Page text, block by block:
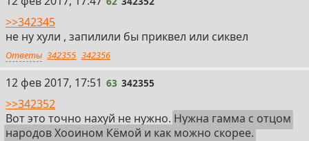
>>342345
не ну хули , запилили бы приквел или сиквел
Ответы 342355 342356
63
12 фев 2017, 17:51 63 342355
>>342352
Вот это точно нахуй не нужно. Нужна гамма с отцом
народов Хооином Кёмой и как можно скорее.